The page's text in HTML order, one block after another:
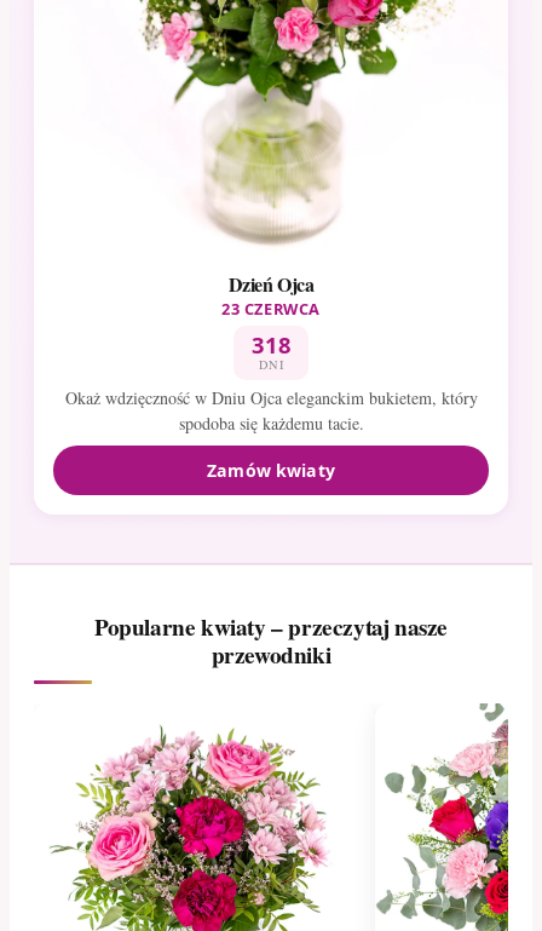
Dzień Ojca
23 CZERWCA
318
DNI
Okaż wdzięczność w Dniu Ojca eleganckim bukietem, który
spodoba się każdemu tacie.
Zamów kwiaty
Popularne kwiaty – przeczytaj nasze
przewodniki